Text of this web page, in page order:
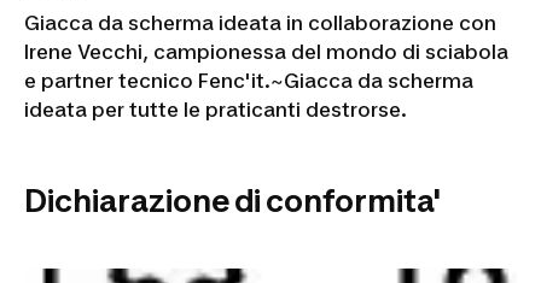
Giacca da scherma ideata in collaborazione con
Irene Vecchi, campionessa del mondo di sciabola
e partner tecnico Fenc'it.~Giacca da scherma
ideata per tutte le praticanti destrorse.
Dichiarazione di conformita'